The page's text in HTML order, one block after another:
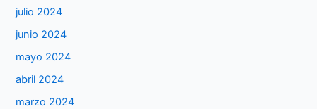
julio 2024
junio 2024
mayo 2024
abril 2024
marzo 2024